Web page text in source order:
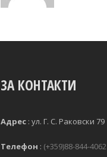
ЗА КОНТАКТИ
Адрес :
Телефон : (+359)88-844-4062